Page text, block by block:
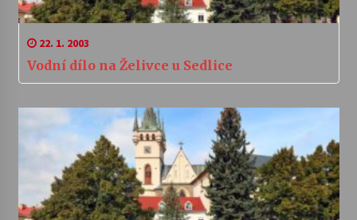
22. 1. 2003
Vodní dílo na Želivce u Sedlice